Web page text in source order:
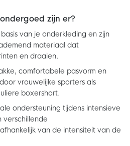
zijn er?
van je onderkleding en zijn
materiaal dat
en draaien.
comfortabele pasvorm en
vrouwelijke sporters als
boxershort.
ondersteuning tijdens intensieve
verschillende
van de intensiteit van de